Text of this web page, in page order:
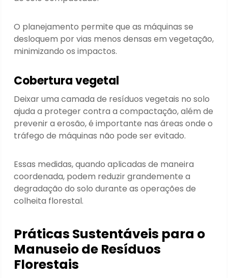
O planejamento permite que as máquinas se
desloquem por vias menos densas em vegetação,
minimizando os impactos.
Cobertura vegetal
Deixar uma camada de resíduos vegetais no solo
ajuda a proteger contra a compactação, além de
prevenir a erosão, é importante nas áreas onde o
tráfego de máquinas não pode ser evitado.
Essas medidas, quando aplicadas de maneira
coordenada, podem reduzir grandemente a
degradação do solo durante as operações de
colheita florestal.
Práticas Sustentáveis para o
Manuseio de Resíduos
Florestais